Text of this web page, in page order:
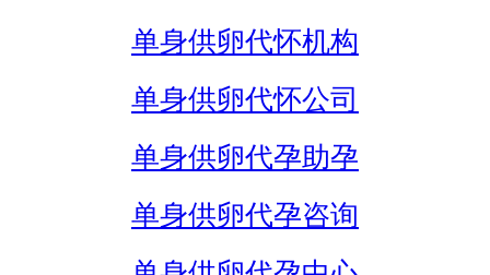
单身供卵代怀机构
单身供卵代怀公司
单身供卵代孕助孕
单身供卵代孕咨询